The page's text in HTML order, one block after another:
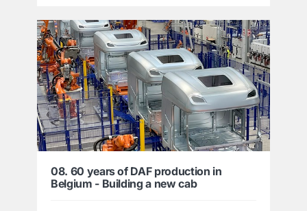
08. 60 years of DAF production in
Belgium - Building a new cab